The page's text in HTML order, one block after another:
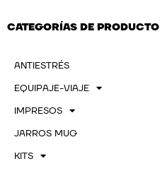
CATEGORÍAS DE PRODUCTO
ANTIESTRÉS
EQUIPAJE-VIAJE
IMPRESOS
JARROS MUG
KITS